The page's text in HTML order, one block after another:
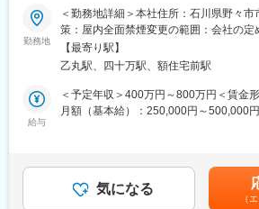
で一人前と呼ばれるくらいの習熟度に
プマネージャーや管理職を目指してスキ
す。
医療×ITを手掛ける国内大手エムスリー
2019年9月に3社合併を行い（ノイエス
開拓／症例登録の短縮など）。社内シス
出しながらも社員感の連携がとりやすい
づくり拠点を構築するスタートアップ
インと外部連携を拡大しており、R&D・
だ」を担う新規ポジションを募集します。
■ポジション概要：
研究と事業をつなぐ現場に近い距離で
討・新技術導入に横断的に関わるエント
い方を歓迎します。
7カ国以上のメンバーが集う国際チーム
術連携・事業連携が日常的に進んでいま
勤務地
＜勤務地詳細＞本社住所：石川県野々
策：屋内全面禁煙変更の範囲：会社の定
ーク含む）
【最寄り駅】
乙丸駅、四十万駅、額住宅前駅
給与
＜予定年収＞400万円～800万円＜賃金
月額（基本給）：250,000円～500,000
す。月給(月額)は固定手当を含めた表記
気になる
（